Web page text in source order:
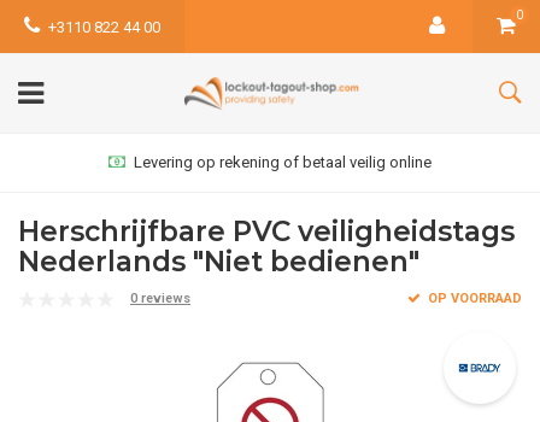
+3110 822 44 00
0
Levering op rekening of betaal veilig online
Herschrijfbare PVC veiligheidstags
Nederlands "Niet bedienen"
0 reviews OP VOORRAAD